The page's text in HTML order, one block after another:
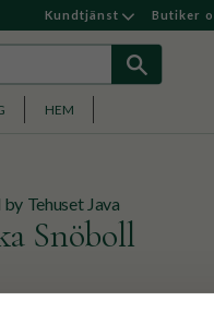
Kundtjänst Butiker
HEM
Tehuset Java
Snöboll
Nyström-bricka med